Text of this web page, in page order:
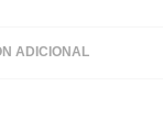
ADICIONAL